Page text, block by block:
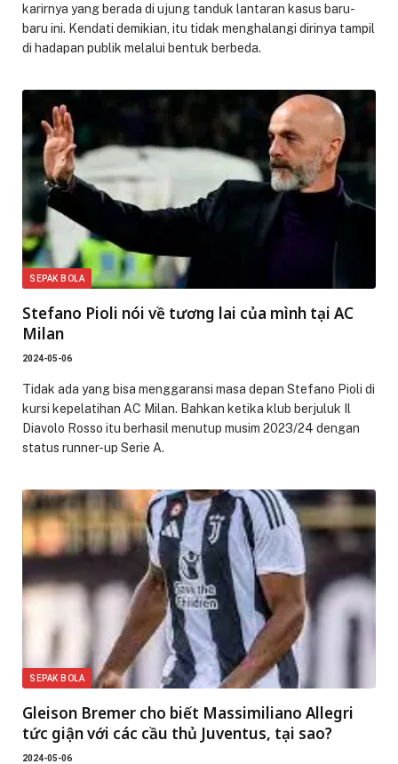
karirnya yang berada di ujung tanduk lantaran kasus baru-
baru ini. Kendati demikian, itu tidak menghalangi dirinya tampil
di hadapan publik melalui bentuk berbeda.
SEPAK BOLA
Stefano Pioli nói về tương lai của mình tại AC
Milan
2024-05-06
Tidak ada yang bisa menggaransi masa depan Stefano Pioli di
kursi kepelatihan AC Milan. Bahkan ketika klub berjuluk Il
Diavolo Rosso itu berhasil menutup musim 2023/24 dengan
status runner-up Serie A.
SEPAK BOLA
Gleison Bremer cho biết Massimiliano Allegri
tức giận với các cầu thủ Juventus, tại sao?
2024-05-06